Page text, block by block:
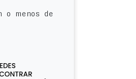
o menos de